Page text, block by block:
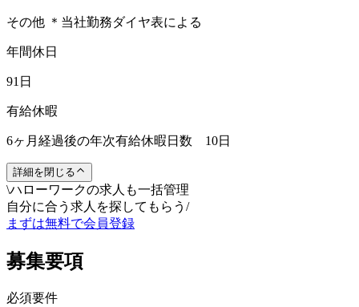
その他 ＊当社勤務ダイヤ表による
年間休日
91日
有給休暇
6ヶ月経過後の年次有給休暇日数 10日
詳細を閉じる
\ハローワークの求人も一括管理
自分に合う求人を探してもらう /
まずは無料で会員登録
募集要項
必須要件